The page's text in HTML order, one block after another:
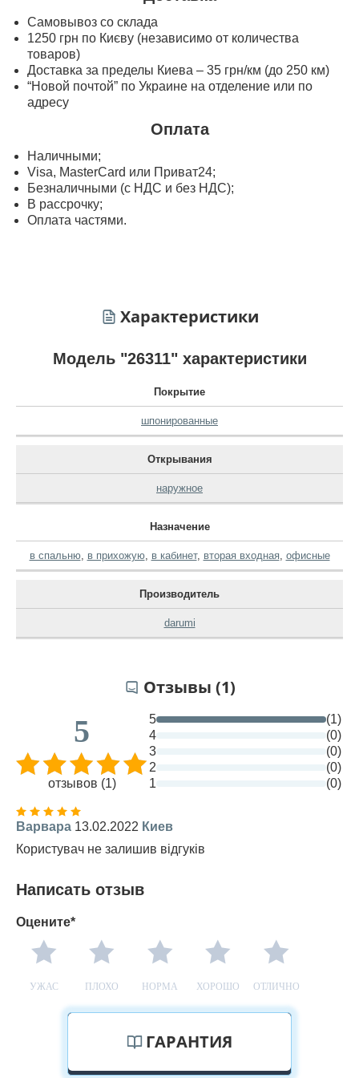
Самовывоз со склада
1250 грн по Києву (независимо от количества
товаров)
Доставка за пределы Киева – 35 грн/км (до 250 км)
“Новой почтой” по Украине на отделение или по
адресу
Оплата
Наличными;
Visa, MasterСard или Приват24;
Безналичными (с НДС и без НДС);
В рассрочку;
Оплата частями.
Характеристики
Модель "26311" характеристики
Покрытие
шпонированные
Открывания
наружное
Назначение
в спальню, в прихожую, в кабинет, вторая входная, офисные
Производитель
darumi
Отзывы (1)
5
отзывов (1)
5
(1)
4
(0)
3
(0)
2
(0)
1
(0)
Варвара 13.02.2022 Киев
Користувач не залишив відгуків
Написать отзыв
Оцените*
УЖАС ПЛОХО НОРМА ХОРОШО ОТЛИЧНО
ГАРАНТИЯ